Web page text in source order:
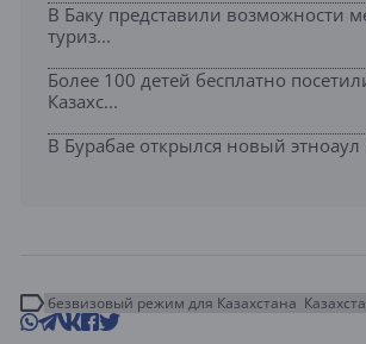
В Баку представили возможности
туриз...
Более 100 детей бесплатно
Казахс...
В Бурабае открылся новый этноаул
безвизовый режим для Казахстана